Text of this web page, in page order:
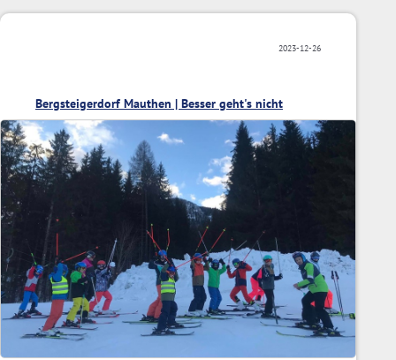
2023-12-26
Bergsteigerdorf Mauthen | Besser geht's nicht